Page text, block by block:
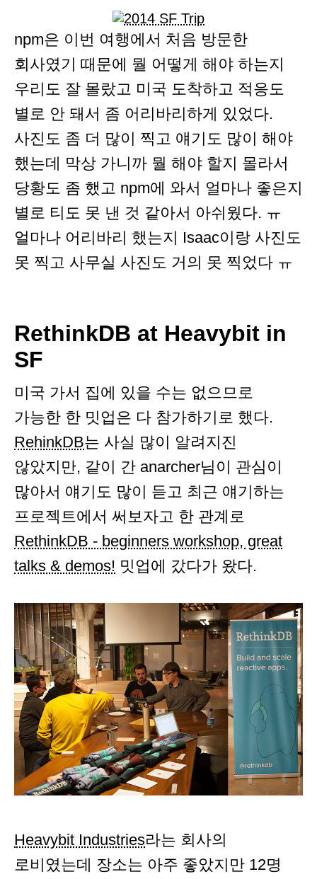
npm은 이번 여행에서 처음 방문한
회사였기 때문에 뭘 어떻게 해야 하는지
우리도 잘 몰랐고 미국 도착하고 적응도
별로 안 돼서 좀 어리바리하게 있었다.
사진도 좀 더 많이 찍고 얘기도 많이 해야
했는데 막상 가니까 뭘 해야 할지 몰라서
당황도 좀 했고 npm에 와서 얼마나 좋은지
별로 티도 못 낸 것 같아서 아쉬웠다. ㅠ
얼마나 어리바리 했는지 Isaac이랑 사진도
못 찍고 사무실 사진도 거의 못 찍었다 ㅠ
RethinkDB at Heavybit in
SF
미국 가서 집에 있을 수는 없으므로
가능한 한 밋업은 다 참가하기로 했다.
RehinkDB는 사실 많이 알려지진
않았지만, 같이 간 anarcher님이 관심이
많아서 얘기도 많이 듣고 최근 얘기하는
프로젝트에서 써보자고 한 관계로
RethinkDB - beginners workshop, great
talks & demos! 밋업에 갔다가 왔다.
Heavybit Industries라는 회사의
로비였는데 장소는 아주 좋았지만 12명